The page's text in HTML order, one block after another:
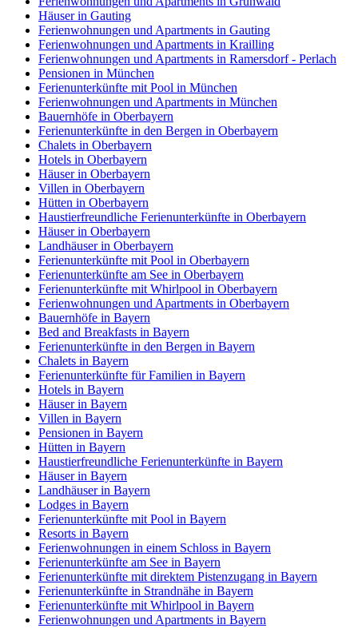
Häuser in Gauting
Ferienwohnungen und Apartments in Gauting
Ferienwohnungen und Apartments in Krailling
Ferienwohnungen und Apartments in Ramersdorf - Perlach
Pensionen in München
Ferienunterkünfte mit Pool in München
Ferienwohnungen und Apartments in München
Bauernhöfe in Oberbayern
Ferienunterkünfte in den Bergen in Oberbayern
Chalets in Oberbayern
Hotels in Oberbayern
Häuser in Oberbayern
Villen in Oberbayern
Hütten in Oberbayern
Haustierfreundliche Ferienunterkünfte in Oberbayern
Häuser in Oberbayern
Landhäuser in Oberbayern
Ferienunterkünfte mit Pool in Oberbayern
Ferienunterkünfte am See in Oberbayern
Ferienunterkünfte mit Whirlpool in Oberbayern
Ferienwohnungen und Apartments in Oberbayern
Bauernhöfe in Bayern
Bed and Breakfasts in Bayern
Ferienunterkünfte in den Bergen in Bayern
Chalets in Bayern
Ferienunterkünfte für Familien in Bayern
Hotels in Bayern
Häuser in Bayern
Villen in Bayern
Pensionen in Bayern
Hütten in Bayern
Haustierfreundliche Ferienunterkünfte in Bayern
Häuser in Bayern
Landhäuser in Bayern
Lodges in Bayern
Ferienunterkünfte mit Pool in Bayern
Resorts in Bayern
Ferienwohnungen in einem Schloss in Bayern
Ferienunterkünfte am See in Bayern
Ferienunterkünfte mit direktem Pistenzugang in Bayern
Ferienunterkünfte in Strandnähe in Bayern
Ferienunterkünfte mit Whirlpool in Bayern
Ferienwohnungen und Apartments in Bayern